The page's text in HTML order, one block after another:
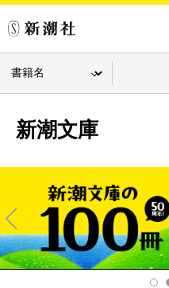
新潮文庫
Pre
v